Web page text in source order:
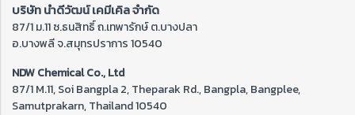
บริษัท นำดีวัฒน์ เคมีเคิล จำกัด
87/1 ม.11 ซ.ธนสิทธิ์ ถ.เทพารักษ์ ต.บางปลา
อ.บางพลี จ.สมุทรปราการ 10540
NDW Chemical Co., Ltd
87/1 M.11, Soi Bangpla 2, Theparak Rd., Bangpla, Bangplee,
Samutprakarn, Thailand 10540